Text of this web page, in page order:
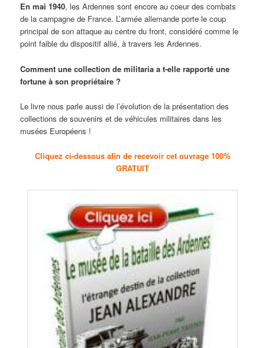
En mai 1940, les Ardennes sont encore au coeur des combats
de la campagne de France. L’armée allemande porte le coup
principal de son attaque au centre du front, considéré comme le
point faible du dispositif allié, à travers les Ardennes.
Comment une collection de militaria a t-elle rapporté une
fortune à son propriétaire ?
Le livre nous parle aussi de l’évolution de la présentation des
collections de souvenirs et de véhicules militaires dans les
musées Européens !
Cliquez ci-dessous afin de recevoir cet ouvrage 100%
GRATUIT